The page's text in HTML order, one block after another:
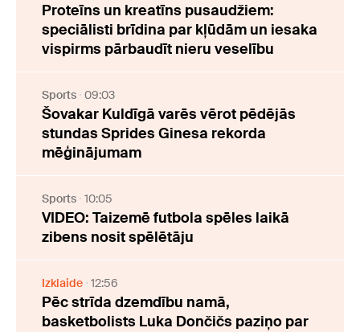
Proteīns un kreatīns pusaudžiem:
speciālisti brīdina par kļūdām un iesaka
vispirms pārbaudīt nieru veselību
Sports 09:03
Šovakar Kuldīgā varēs vērot pēdējās
stundas Sprides Ginesa rekorda
mēģinājumam
Sports 10:05
VIDEO: Taizemē futbola spēles laikā
zibens nosit spēlētāju
Izklaide 12:56
Pēc strīda dzemdību namā,
basketbolists Luka Dončičs paziņo par